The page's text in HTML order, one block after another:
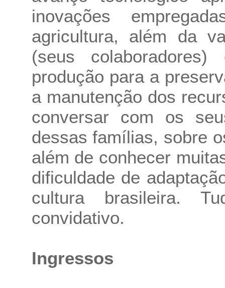
inovações
agricultura, além da
(seus
produção para a
a manutenção dos
conversar com os
dessas famílias, sobre
além de conhecer
dificuldade de
cultura brasileira.
convidativo.
Ingressos